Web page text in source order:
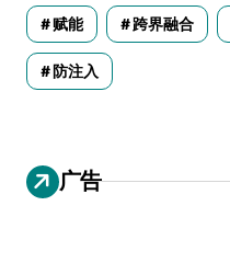
赋能 跨界融合
防注入
广告